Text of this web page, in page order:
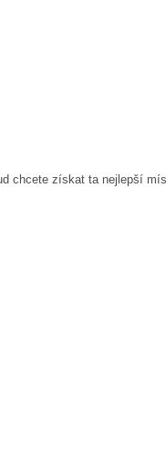
chcete získat ta nejlepší